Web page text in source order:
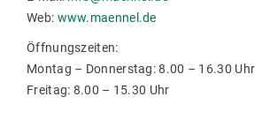
Web: www.maennel.de
Öffnungszeiten:
Montag – Donnerstag: 8.00 – 16.30 Uhr
Freitag: 8.00 – 15.30 Uhr